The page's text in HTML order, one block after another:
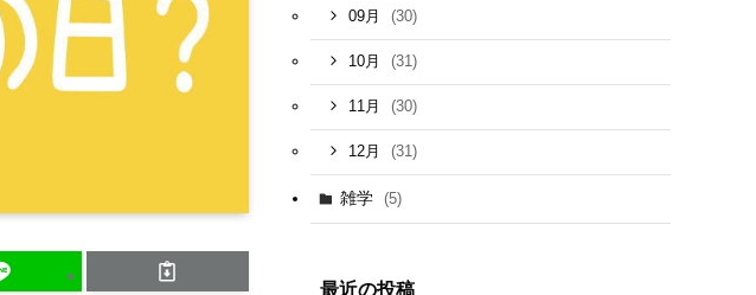
09月 (30)
10月 (31)
11月 (30)
12月 (31)
雑学 (5)
最近の投稿